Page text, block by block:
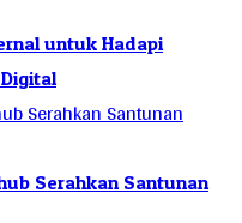
untuk Hadapi
Serahkan Santunan